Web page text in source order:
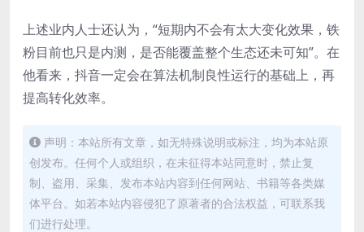
上述业内人士还认为，“短期内不会有太大变化效果，铁
粉目前也只是内测，是否能覆盖整个生态还未可知”。在
他看来，抖音一定会在算法机制良性运行的基础上，再
提高转化效率。
声明：本站所有文章，如无特殊说明或标注，均为本站原
创发布。任何个人或组织，在未征得本站同意时，禁止复
制、盗用、采集、发布本站内容到任何网站、书籍等各类媒
体平台。如若本站内容侵犯了原著者的合法权益，可联系我
们进行处理。